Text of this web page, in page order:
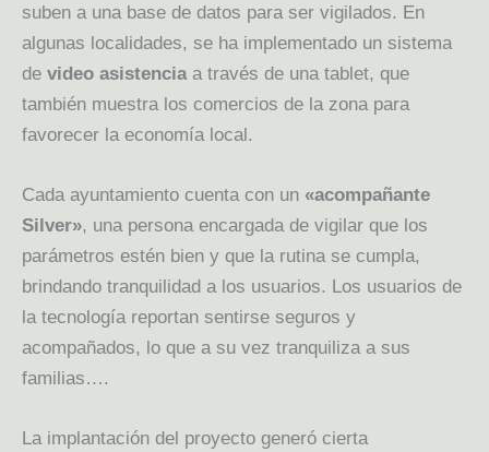
suben a una base de datos para ser vigilados. En
algunas localidades, se ha implementado un sistema
de video asistenciaa través de una tablet, que
también muestra los comercios de la zona para
favorecer la economía local.
Cada ayuntamiento cuenta con un «acompañante
Silver», una persona encargada de vigilar que los
parámetros estén bien y que la rutina se cumpla,
brindando tranquilidad a los usuarios. Los usuarios de
la tecnología reportan sentirse seguros y
acompañados, lo que a su vez tranquiliza a sus
familias….
La implantación del proyecto generó cierta